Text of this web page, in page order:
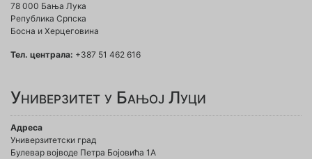
78 000 Бања Лука
Република Српска
Босна и Херцеговина
Тел. централа: +387 51 462 616
Универзитет у Бањој Луци
Адреса
Универзитетски град
Булевар војводе Петра Бојовића 1А